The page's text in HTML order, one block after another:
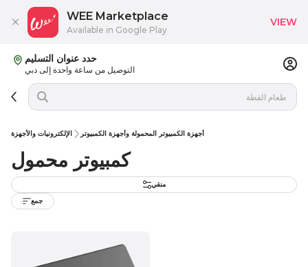
حدد عنوان التسليم
التوصيل من ساعة واحدة إلى دبي
الإلكترونيات والأجهزة أجهزة الكمبيوتر المحمولة وأجهزة الكمبيوتر
كمبيوتر محمول
منقي
جمع
WEE Marketplace
Available in Google Play
VIEW